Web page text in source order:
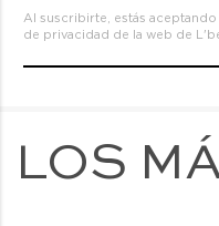
Al suscribirte, estás aceptando
de privacidad de la web de
LOS